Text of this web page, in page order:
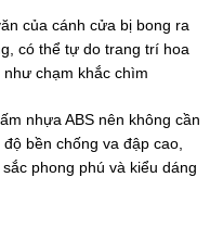
của cánh cửa bị bong ra
có thể tự do trang trí hoa
chạm khắc chìm
nhựa ABS nên không cần
bền chống va đập cao,
phong phú và kiểu dáng